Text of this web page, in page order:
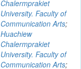
Chalermprakiet
University. Faculty of
Communication Arts;
Huachiew
Chalermprakiet
University. Faculty of
Communication Arts;